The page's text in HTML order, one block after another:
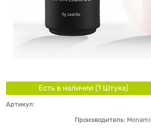
Есть в наличии (1 Штука)
Артикул:
Производитель: Monami